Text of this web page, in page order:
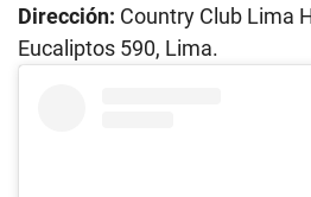
Dirección: Country Club Lima
Eucaliptos 590, Lima.